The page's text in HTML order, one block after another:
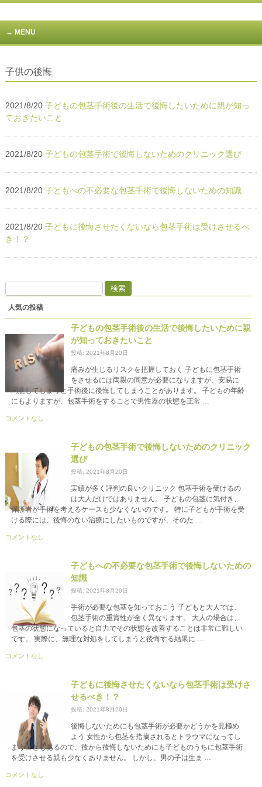
MENU
子供の後悔
2021/8/20 子どもの包茎手術後の生活で後悔したいために親が知っ
ておきたいこと
2021/8/20 子どもの包茎手術で後悔しないためのクリニック選び
2021/8/20 子どもへの不必要な包茎手術で後悔しないための知識
2021/8/20 子どもに後悔させたくないなら包茎手術は受けさせるべ
き！？
索:
人気の投稿
子どもの包茎手術後の生活で後悔したいために親
が知っておきたいこと
投稿: 2021年8月20日
痛みが生じるリスクを把握しておく 子どもに包茎手術
をさせるには両親の同意が必要になりますが、安易に
同意してしまうと手術後に後悔してしまうことがあります。 子どもの年齢
にもよりますが、包茎手術をすることで男性器の状態を正常 …
コメントなし
子どもの包茎手術で後悔しないためのクリニック
選び
投稿: 2021年8月20日
実績が多く評判の良いクリニック 包茎手術を受けるの
は大人だけではありません。 子どもの包茎に気付き、
保護者が手術を考えるケースも少なくないのです。 特に子どもが手術を受
ける際には、後悔のない治療にしたいものですが、そのた …
コメントなし
子どもへの不必要な包茎手術で後悔しないための
知識
投稿: 2021年8月20日
手術が必要な包茎を知っておこう 子どもと大人では、
包茎手術の重賞性が全く異なります。 大人の場合は、
包茎の状態になっていると自力でその状態を改善することは非常に難しい
です。 実際に、無理な対処をしてしまうと後悔する結果に …
コメントなし
子どもに後悔させたくないなら包茎手術は受けさ
せるべき！？
投稿: 2021年8月20日
後悔しないためにも包茎手術が必要かどうかを見極め
よう 女性から包茎を指摘されるとトラウマになってし
まうこともあるので、後から後悔しないためにも子どものうちに包茎手術
を受けさせる親も少なくありません。 しかし、男の子は生ま …
コメントなし